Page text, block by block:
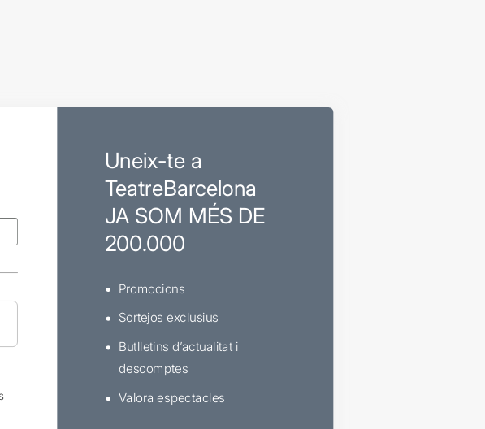
Uneix-te a
TeatreBarcelona
JA SOM MÉS DE
200.000
Promocions
Sortejos exclusius
Butlletins d’actualitat i
descomptes
Valora espectacles